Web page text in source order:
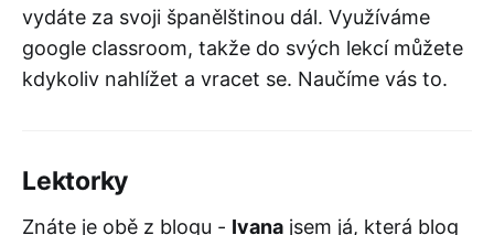
vydáte za svoji španělštinou dál. Využíváme
google classroom, takže do svých lekcí můžete
kdykoliv nahlížet a vracet se. Naučíme vás to.
Lektorky
Znáte je obě z blogu - Ivana jsem já, která blog